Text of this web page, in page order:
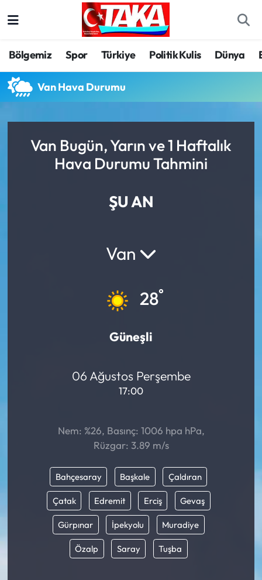
Bölgemiz Spor Türkiye Politik Kulis Dünya
Van Hava Durumu
Van Bugün, Yarın ve 1 Haftalık
Hava Durumu Tahmini
ŞU AN
Van
28°
Güneşli
06 Ağustos Perşembe
17:00
Nem: %26, Basınç: 1006 hpa hPa,
Rüzgar: 3.89 m/s
Bahçesaray Başkale Çaldıran
Çatak Edremit Erciş Gevaş
Gürpınar İpekyolu Muradiye
Özalp Saray Tuşba
Spor
Türkiye
Politika
Köşe Yazıları
Spor Yazıları
Mektup Galeri
Trabzon Hava Durumu
Trabzon Trafik Yoğunluk Haritası
Tüm Manşetler
Son Dakika Haberleri